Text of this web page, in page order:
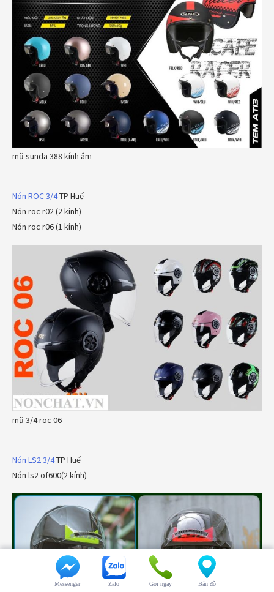
mũ sunda 388 kính âm
Nón ROC 3/4TP Huế
Nón roc r02 (2 kính)
Nón roc r06 (1 kính)
mũ 3/4 roc 06
Nón LS2 3/4TP Huế
Nón ls2 of600(2 kính)
Bản đồ
Gọi ngay
Zalo
Messenger